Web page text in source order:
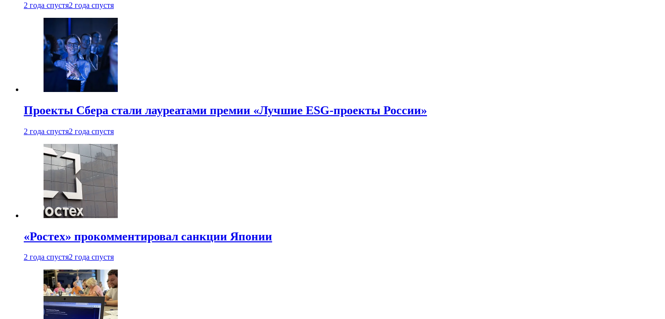
2 года спустя2 года спустя
Проекты Сбера стали лауреатами премии «Лучшие ESG-проекты России»
2 года спустя2 года спустя
«Ростех» прокомментировал санкции Японии
2 года спустя2 года спустя